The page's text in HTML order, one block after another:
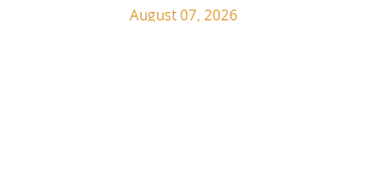
August 07, 2026